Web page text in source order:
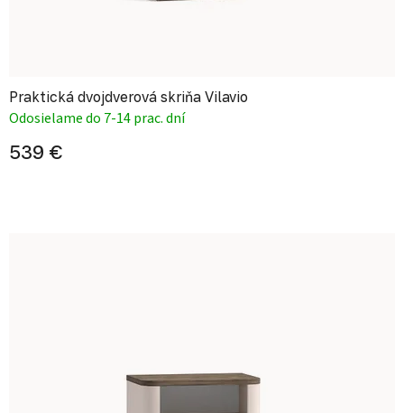
Praktická dvojdverová skriňa Vilavio
Odosielame do 7-14 prac. dní
539 €